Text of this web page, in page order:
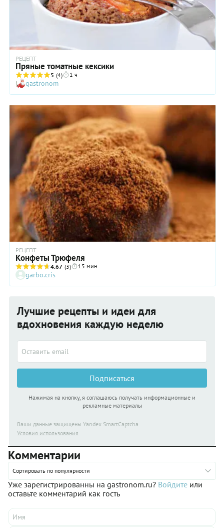
РЕЦЕПТ
Пряные томатные кексики
5 (4) 1 ч
gastronom
РЕЦЕПТ
Конфеты Трюфеля
4.67 (3) 15 мин
garbo.cris
Лучшие рецепты и идеи для
вдохновения каждую неделю
Подписаться
Нажимая на кнопку, я соглашаюсь получать информационные и
рекламные материалы
Ваши данные защищены Yandex SmartCaptcha
Условия использования
Комментарии
Сортировать по популярности
Уже зарегистрированны на gastronom.ru? Войдите или
оставьте комментарий как гость